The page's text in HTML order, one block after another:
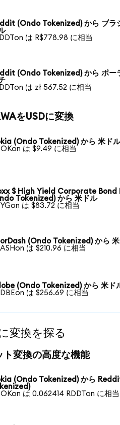
(Ondo Tokenized) から ブラ
は R$778.98 に相当
(Ondo Tokenized) から ポー
は zł 567.52 に相当
をUSDに変換
(Ondo Tokenized) から 米ド
は $9.49 に相当
$ High Yield Corporate Bond
Tokenized) から 米ドル
は $83.72 に相当
(Ondo Tokenized) から
は $210.96 に相当
(Ondo Tokenized) から 米ド
は $256.69 に相当
変換を探る
ト変換の高度な機能
(Ondo Tokenized) から
は 0.062414 RDDTon に相当